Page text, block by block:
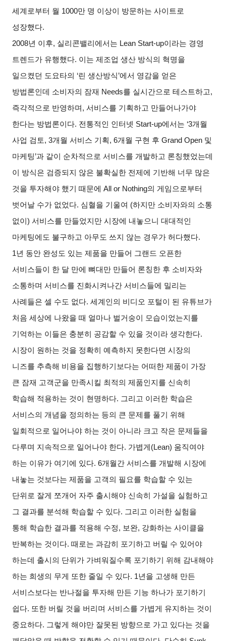
세계로부터 월 1000만 명 이상이 방문하는 사이트로
성장했다.
2008년 이후, 실리콘밸리에서는 Lean Start-up이라는 경영
트렌드가 유행했다. 이는 제조업 생산 방식의 혁명을
일으켰던 도요타의 ‘린 생산방식’에서 영감을 얻은
방법론인데 소비자의 잠재 Needs를 실시간으로 테스트하고,
즉각적으로 반영하며 ,서비스를 기획하고 만들어나가야
한다는 방법론이다. 전통적인 인터넷 Start-up에서는 ‘3개월
사업 검토, 3개월 서비스 기획, 6개월 구현 후 Grand Open 및
마케팅’과 같이 순차적으로 서비스를 개발하고 론칭했었는데
이 방식은 검증되지 않은 불확실한 전제에 기반해 너무 많은
것을 투자해야 했기 때문에 All or Nothing의 게임으로부터
벗어날 수가 없었다. 심혈을 기울여 (하지만 소비자와의 소통
없이)서비스를 만들었지만 시장에 내놓으니 대대적인
마케팅에도 불구하고 아무도 쓰지 않는 경우가 허다했다.
1년 동안 완성도 있는 제품을 만들어 그랜드 오픈한
서비스들이 한 달 만에 뼈대만 만들어 론칭한 후 소비자와
소통하며 서비스를 진화시켜나간 서비스들에 밀리는
사례들은 셀 수도 없다.세계인의 비디오 포털이 된 유튜브가
처음 세상에 나왔을 때 얼마나 벌거숭이 모습이었는지를
기억하는 이들은 충분히 공감할 수 있을 것이라 생각한다.
시장이 원하는 것을 정확히 예측하지 못한다면 시장의
니즈를 추측해 비용을 집행하기보다는 어떠한 제품이 가장
큰 잠재 고객군을 만족시킬 최적의 제품인지를 신속히
학습해 적용하는 것이 현명하다. 그리고 이러한 학습은
서비스의 개념을 정의하는 등의 큰 문제를 풀기 위해
일회적으로 일어나야 하는 것이 아니라 크고 작은 문제들을
다루며 지속적으로 일어나야 한다. 가볍게 (Lean) 움직여야
하는 이유가 여기에 있다. 6개월간 서비스를 개발해 시장에
내놓는 것보다는 제품을 고객의 필요를 학습할 수 있는
단위로 잘게 쪼개어 자주 출시해야 신속히 가설을 실험하고
그 결과를 분석해 학습할 수 있다. 그리고 이러한 실험을
통해 학습한 결과를 적용해 수정, 보완, 강화하는 사이클을
반복하는 것이다.때로는 과감히 포기하고 버릴 수 있어야
하는데 출시의 단위가 가벼워질수록 포기하기 위해 감내해야
하는 희생의 무게 또한 줄일 수 있다. 1년을 고생해 만든
서비스보다는 반나절을 투자해 만든 기능 하나가 포기하기
쉽다. 또한 버릴 것을 버리며 서비스를 가볍게 유지하는 것이
중요하다. 그렇게 해야만 잘못된 방향으로 가고 있다는 것을